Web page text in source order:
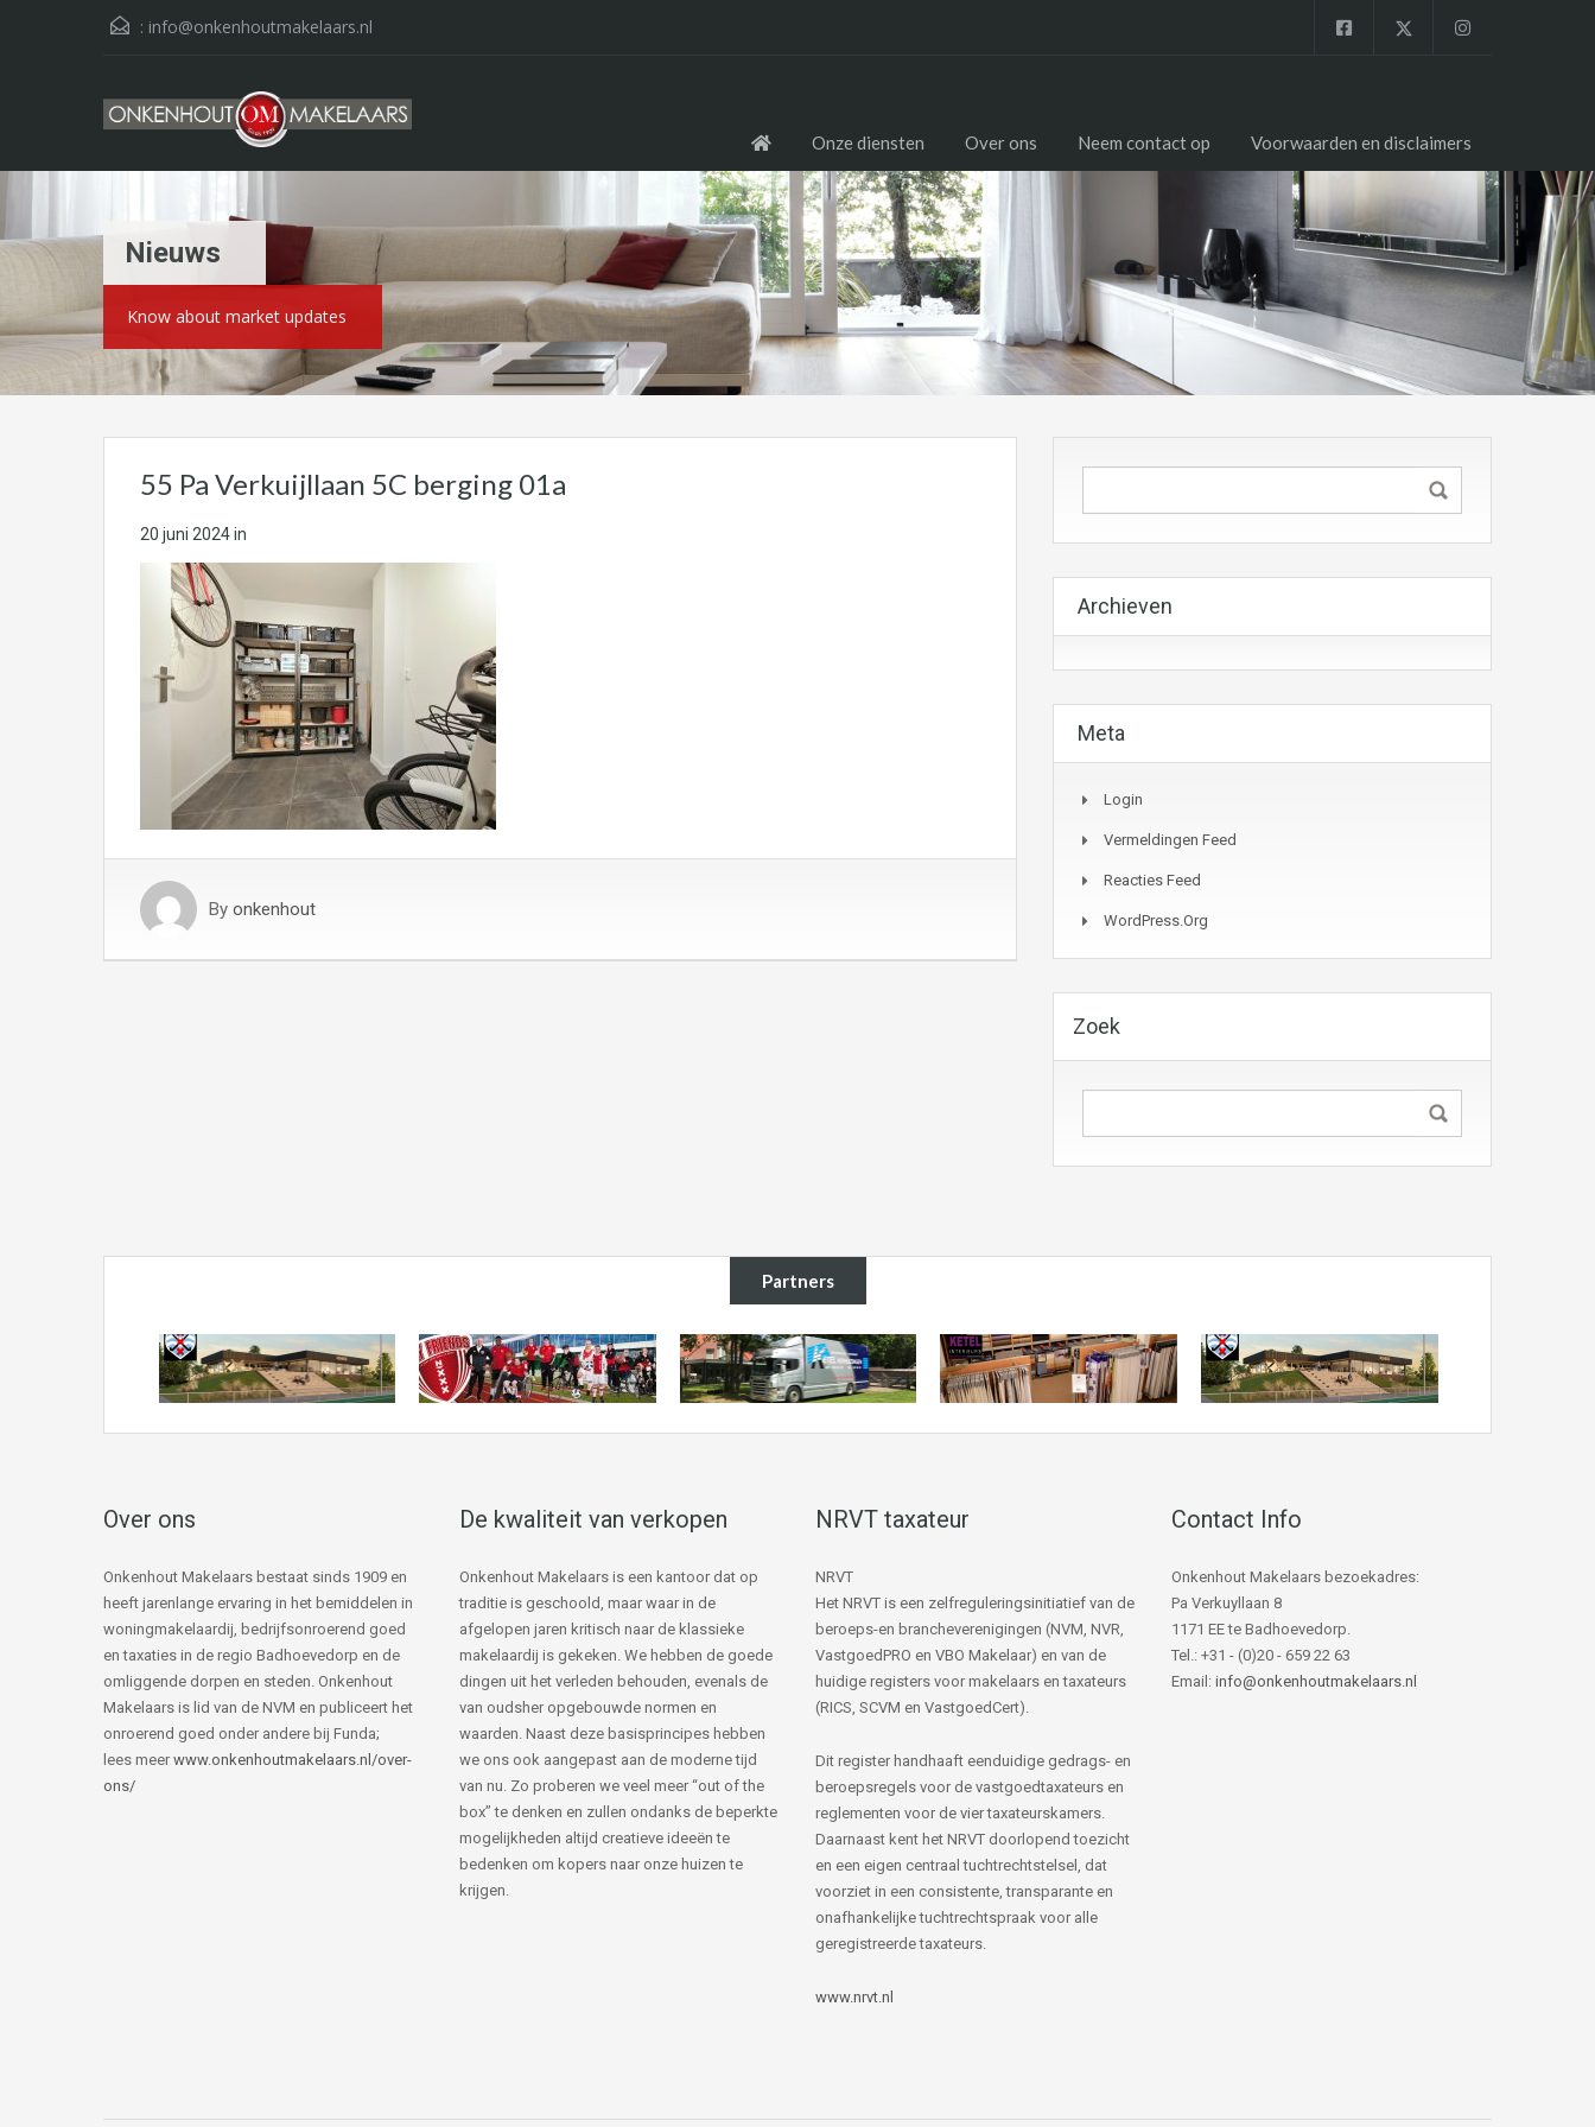
: info@onkenhoutmakelaars.nl
Onze diensten Over ons Neem contact op Voorwaarden en disclaimers
Nieuws
Know about market updates
55 Pa Verkuijllaan 5C berging 01a
20 juni 2024in
By onkenhout
Archieven
Meta
Login
Vermeldingen Feed
Reacties Feed
WordPress.org
Zoek
Partners
Over ons
Onkenhout Makelaars bestaat sinds 1909 en
heeft jarenlange ervaring in het bemiddelen in
woningmakelaardij, bedrijfsonroerend goed
en taxaties in de regio Badhoevedorp en de
omliggende dorpen en steden. Onkenhout
Makelaars is lid van de NVM en publiceert het
onroerend goed onder andere bij Funda;
lees meer www.onkenhoutmakelaars.nl/over-
ons/
De kwaliteit van verkopen
Onkenhout Makelaars is een kantoor dat op
traditie is geschoold, maar waar in de
afgelopen jaren kritisch naar de klassieke
makelaardij is gekeken. We hebben de goede
dingen uit het verleden behouden, evenals de
van oudsher opgebouwde normen en
waarden. Naast deze basisprincipes hebben
we ons ook aangepast aan de moderne tijd
van nu. Zo proberen we veel meer “out of the
box” te denken en zullen ondanks de beperkte
mogelijkheden altijd creatieve ideeën te
bedenken om kopers naar onze huizen te
krijgen.
NRVT taxateur
NRVT
Het NRVT is een zelfreguleringsinitiatief van de
beroeps-en brancheverenigingen (NVM, NVR,
VastgoedPRO en VBO Makelaar) en van de
huidige registers voor makelaars en taxateurs
(RICS, SCVM en VastgoedCert).
Dit register handhaaft eenduidige gedrags- en
beroepsregels voor de vastgoedtaxateurs en
reglementen voor de vier taxateurskamers.
Daarnaast kent het NRVT doorlopend toezicht
en een eigen centraal tuchtrechtstelsel, dat
voorziet in een consistente, transparante en
onafhankelijke tuchtrechtspraak voor alle
geregistreerde taxateurs.
www.nrvt.nl
Contact Info
Onkenhout Makelaars bezoekadres:
Pa Verkuyllaan 8
1171 EE te Badhoevedorp.
Tel.: +31 - (0)20 - 659 22 63
Email: info@onkenhoutmakelaars.nl